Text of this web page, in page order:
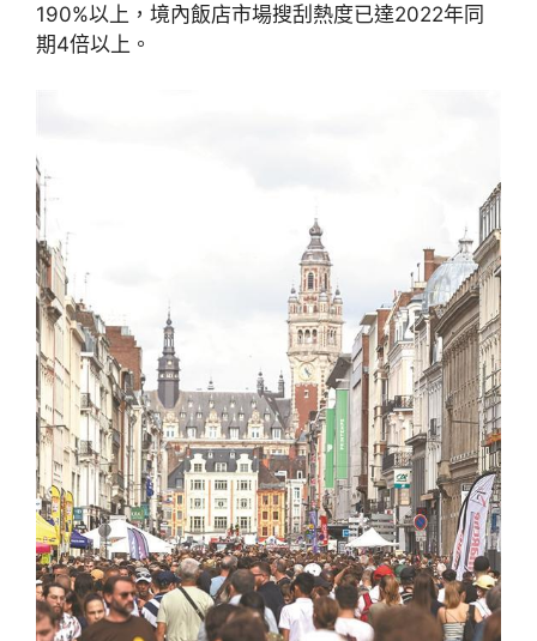
190%以上，境內飯店市場搜刮熱度已達2022年同
期4倍以上。